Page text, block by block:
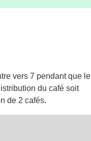
vers 7 pendant que le
du café soit
de 2 cafés.